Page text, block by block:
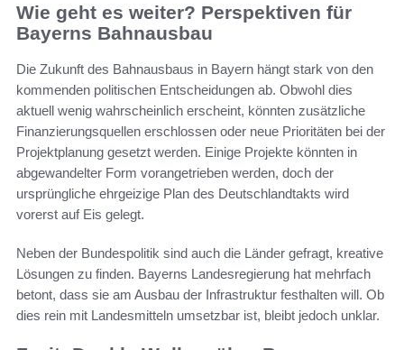
Wie geht es weiter? Perspektiven für
Bayerns Bahnausbau
Die Zukunft des Bahnausbaus in Bayern hängt stark von den
kommenden politischen Entscheidungen ab. Obwohl dies
aktuell wenig wahrscheinlich erscheint, könnten zusätzliche
Finanzierungsquellen erschlossen oder neue Prioritäten bei der
Projektplanung gesetzt werden. Einige Projekte könnten in
abgewandelter Form vorangetrieben werden, doch der
ursprüngliche ehrgeizige Plan des Deutschlandtakts wird
vorerst auf Eis gelegt.
Neben der Bundespolitik sind auch die Länder gefragt, kreative
Lösungen zu finden. Bayerns Landesregierung hat mehrfach
betont, dass sie am Ausbau der Infrastruktur festhalten will. Ob
dies rein mit Landesmitteln umsetzbar ist, bleibt jedoch unklar.